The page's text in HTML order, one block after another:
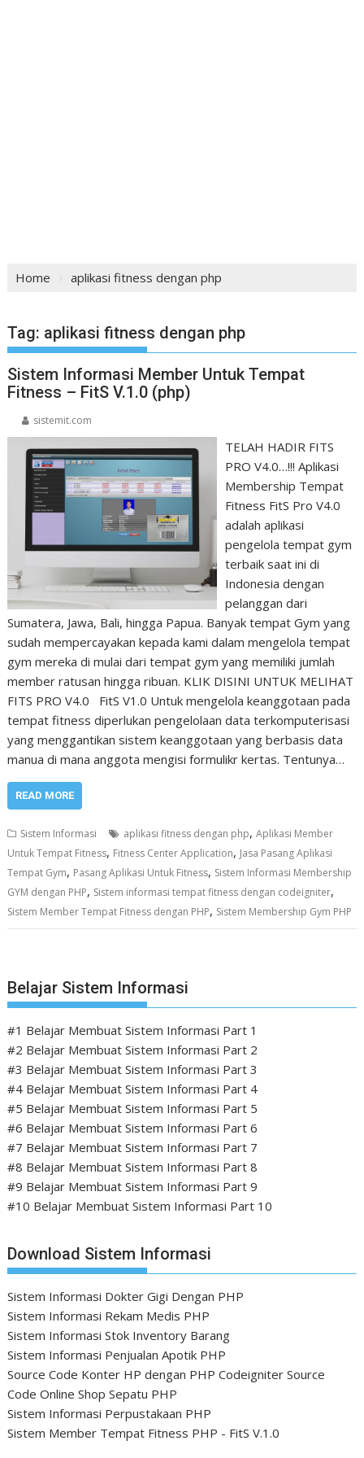
Home aplikasi fitness dengan php
Tag: aplikasi fitness dengan php
Sistem Informasi Member Untuk Tempat
Fitness – FitS V.1.0 (php)
sistemit.com
TELAH HADIR FITS
PRO V4.0…!!! Aplikasi
Membership Tempat
Fitness FitS Pro V4.0
adalah aplikasi
pengelola tempat gym
terbaik saat ini di
Indonesia dengan
pelanggan dari
Sumatera, Jawa, Bali, hingga Papua. Banyak tempat Gym yang
sudah mempercayakan kepada kami dalam mengelola tempat
gym mereka di mulai dari tempat gym yang memiliki jumlah
member ratusan hingga ribuan. KLIK DISINI UNTUK MELIHAT
FITS PRO V4.0 FitS V1.0 Untuk mengelola keanggotaan pada
tempat fitness diperlukan pengelolaan data terkomputerisasi
yang menggantikan sistem keanggotaan yang berbasis data
manua di mana anggota mengisi formulikr kertas. Tentunya…
READ MORE
Sistem Informasi aplikasi fitness dengan php,Aplikasi Member
Untuk Tempat Fitness, Fitness Center Application, Jasa Pasang Aplikasi
Tempat Gym, Pasang Aplikasi Untuk Fitness, Sistem Informasi Membership
GYM dengan PHP, Sistem informasi tempat fitness dengan codeigniter,
Sistem Member Tempat Fitness dengan PHP, Sistem Membership Gym PHP
Belajar Sistem Informasi
#1 Belajar Membuat Sistem Informasi Part 1
#2 Belajar Membuat Sistem Informasi Part 2
#3 Belajar Membuat Sistem Informasi Part 3
#4 Belajar Membuat Sistem Informasi Part 4
#5 Belajar Membuat Sistem Informasi Part 5
#6 Belajar Membuat Sistem Informasi Part 6
#7 Belajar Membuat Sistem Informasi Part 7
#8 Belajar Membuat Sistem Informasi Part 8
#9 Belajar Membuat Sistem Informasi Part 9
#10 Belajar Membuat Sistem Informasi Part 10
Download Sistem Informasi
Sistem Informasi Dokter Gigi Dengan PHP
Sistem Informasi Rekam Medis PHP
Sistem Informasi Stok Inventory Barang
Sistem Informasi Penjualan Apotik PHP
Source Code Konter HP dengan PHP Codeigniter Source
Code Online Shop Sepatu PHP
Sistem Informasi Perpustakaan PHP
Sistem Member Tempat Fitness PHP - FitS V.1.0